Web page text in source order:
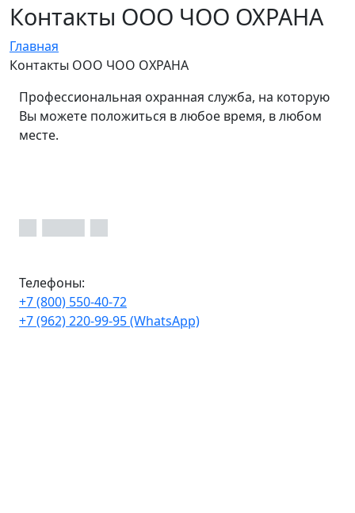
Контакты ООО ЧОО ОХРАНА
Главная
Контакты ООО ЧОО ОХРАНА
Профессиональная охранная служба, на которую
Вы можете положиться в любое время, в любом
месте.
Телефоны:
+7 (800) 550-40-72
+7 (962) 220-99-95 (WhatsApp)